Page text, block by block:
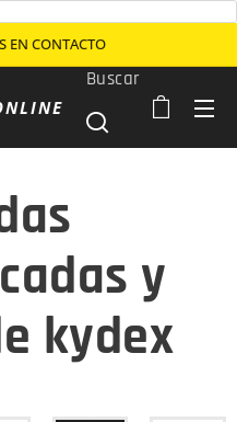
EN CONTACTO
Buscar
y
kydex